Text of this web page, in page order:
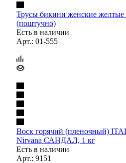
Трусы бикини женские
(поштучно)
Есть в наличии
Арт.: 01-555
Воск горячий (пленочный)
Nirvana САНДАЛ, 1 кг
Есть в наличии
Арт.: 9151